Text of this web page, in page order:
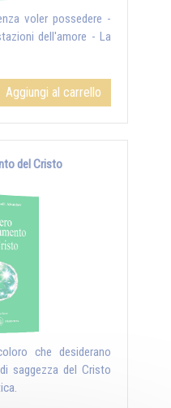
voler possedere -
dell'amore - La
Aggiungi al carrello
del Cristo
che desiderano
saggezza del Cristo